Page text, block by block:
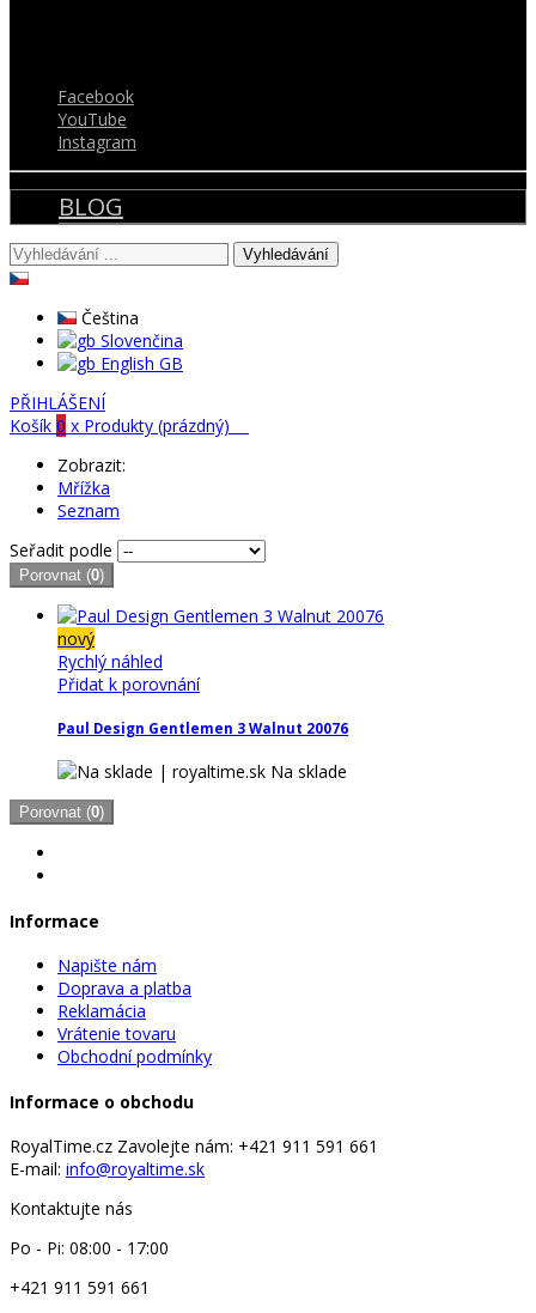
Facebook
YouTube
Instagram
BLOG
Vyhledávání
Čeština
Slovenčina
English GB
PŘIHLÁŠENÍ
Košík 0 x Produkty (prázdný)
Zobrazit:
Mřížka
Seznam
Seřadit podle
Porovnat (0)
nový
Rychlý náhled
Přidat k porovnání
Paul Design Gentlemen 3 Walnut 20076
Na sklade
Porovnat (0)
Informace
Napište nám
Doprava a platba
Reklamácia
Vrátenie tovaru
Obchodní podmínky
Informace o obchodu
RoyalTime.cz Zavolejte nám: +421 911 591 661
E-mail: info@royaltime.sk
Kontaktujte nás
Po - Pi: 08:00 - 17:00
+421 911 591 661